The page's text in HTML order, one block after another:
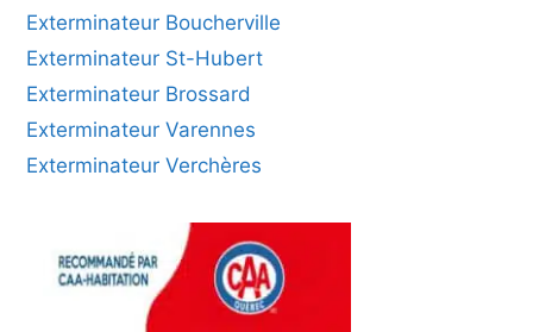
Exterminateur Boucherville
Exterminateur St-Hubert
Exterminateur Brossard
Exterminateur Varennes
Exterminateur Verchères